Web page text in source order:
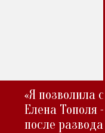
«Я позволила
Елена Тополя
после развода